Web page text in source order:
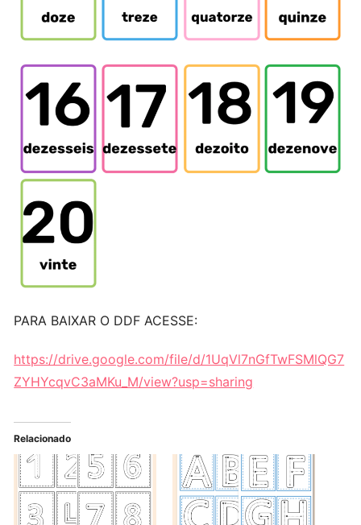
PARA BAIXAR O DDF ACESSE:
https://drive.google.com/file/d/1UqVl7nGfTwFSMlQG7
ZYHYcqvC3aMKu_M/view?usp=sharing
Relacionado